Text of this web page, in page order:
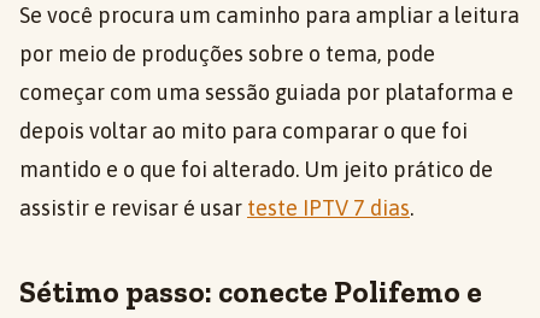
Se você procura um caminho para ampliar a leitura
por meio de produções sobre o tema, pode
começar com uma sessão guiada por plataforma e
depois voltar ao mito para comparar o que foi
mantido e o que foi alterado. Um jeito prático de
assistir e revisar é usar teste IPTV 7 dias.
Sétimo passo: conecte Polifemo e